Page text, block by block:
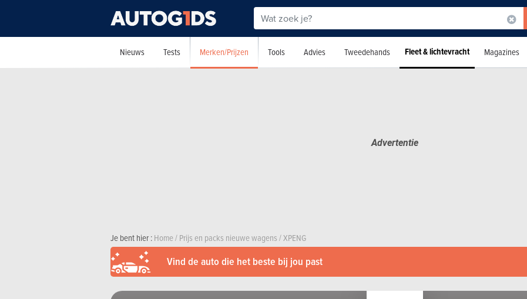
Nieuws Tests Merken/Prijzen Tools Advies Tweedehands Fleet & lichtevracht Magazines
Je bent hier :Home/Prijs en packs nieuwe wagens/XPENG
Vind de auto die het beste bij jou past